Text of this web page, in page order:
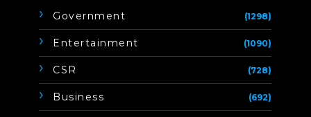
Government (1298)
Entertainment (1090)
CSR (728)
Business (692)